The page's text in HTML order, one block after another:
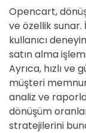
Opencart,
ve özellik sunar.
kullanıcı
satın alma
Ayrıca, hızlı
müşteri
analiz ve
dönüşüm
stratejilerini